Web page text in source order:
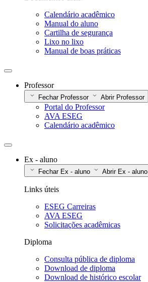
Calendário acadêmico
Manual do aluno
Cartilha de segurança
Lixo no lixo
Manual de boas práticas
Professor
Fechar Professor Abrir Professor
Portal do Professor
AVA ESEG
Calendário acadêmico
Ex - aluno
Fechar Ex - aluno Abrir Ex - aluno
Links úteis
ESEG Carreiras
AVA ESEG
Solicitações acadêmicas
Diploma
Consulta pública de diploma
Download de diploma
Download de histórico escolar